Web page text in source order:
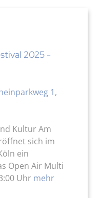
2025 -
1,
Kultur Am
sich im
ein
Open Air Multi
Uhr mehr